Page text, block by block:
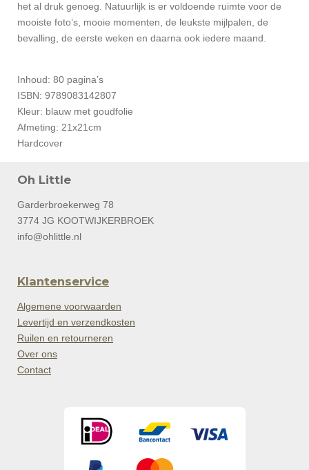
het al druk genoeg. Natuurlijk is er voldoende ruimte voor de
mooiste foto’s, mooie momenten, de leukste mijlpalen, de
bevalling, de eerste weken en daarna ook iedere maand.
Inhoud: 80 pagina’s
ISBN: 9789083142807
Kleur: blauw met goudfolie
Afmeting: 21x21cm
Hardcover
Oh Little
Garderbroekerweg 78
3774 JG KOOTWIJKERBROEK
info@ohlittle.nl
Klantenservice
Algemene voorwaarden
Levertijd en verzendkosten
Ruilen en retourneren
Over ons
Contact